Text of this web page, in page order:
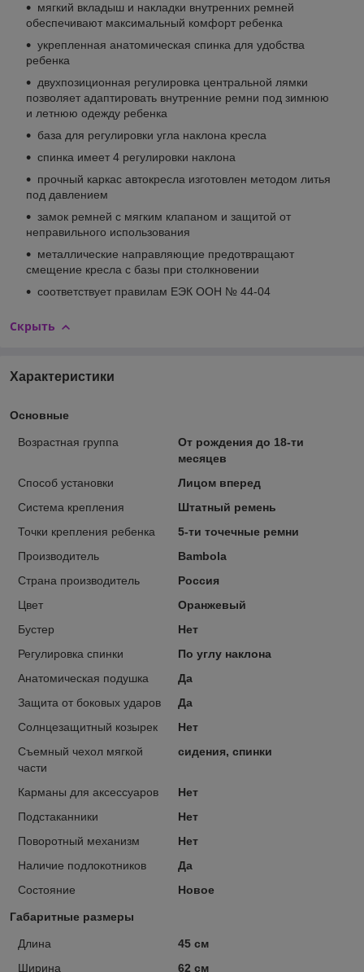
мягкий вкладыш и накладки внутренних ремней
обеспечивают максимальный комфорт ребенка
укрепленная анатомическая спинка для удобства
ребенка
двухпозиционная регулировка центральной лямки
позволяет адаптировать внутренние ремни под зимнюю
и летнюю одежду ребенка
база для регулировки угла наклона кресла
спинка имеет 4 регулировки наклона
прочный каркас автокресла изготовлен методом литья
под давлением
замок ремней с мягким клапаном и защитой от
неправильного использования
металлические направляющие предотвращают
смещение кресла с базы при столкновении
соответствует правилам ЕЭК ООН № 44-04
Скрыть
Характеристики
Основные
Возрастная группа
От рождения до 18-ти
месяцев
Способ установки
Лицом вперед
Система крепления
Штатный ремень
Точки крепления ребенка
5-ти точечные ремни
Производитель
Bambola
Страна производитель
Россия
Цвет
Оранжевый
Бустер
Нет
Регулировка спинки
По углу наклона
Анатомическая подушка
Да
Защита от боковых ударов
Да
Солнцезащитный козырек
Нет
Съемный чехол мягкой
части
сидения, спинки
Карманы для аксессуаров
Нет
Подстаканники
Нет
Поворотный механизм
Нет
Наличие подлокотников
Да
Состояние
Новое
Габаритные размеры
Длина
45 см
Ширина
62 см